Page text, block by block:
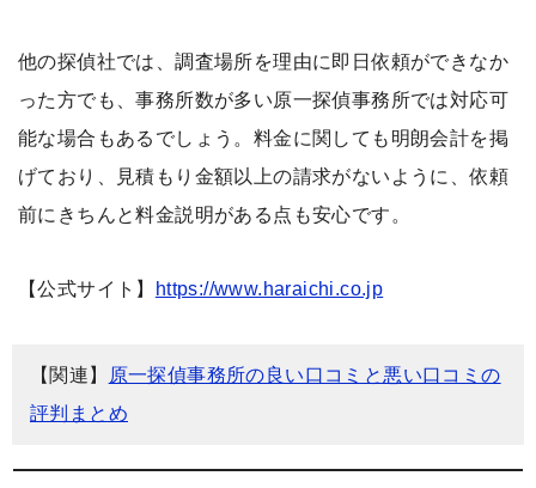
他の探偵社では、調査場所を理由に即日依頼ができなか
った方でも、事務所数が多い原一探偵事務所では対応可
能な場合もあるでしょう。料金に関しても明朗会計を掲
げており、見積もり金額以上の請求がないように、依頼
前にきちんと料金説明がある点も安心です。
【公式サイト】 https://www.haraichi.co.jp
【関連】 原一探偵事務所の良い口コミと悪い口コミの
評判まとめ